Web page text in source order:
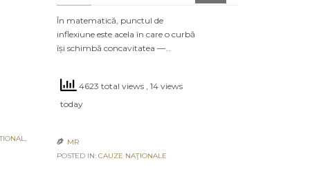
,
În matematică, punctul de
inflexiune este acela în care o curbă
își schimbă concavitatea —…
4623 total views , 14 views
today
 MR
POSTED IN: CAUZE NAŢIONALE